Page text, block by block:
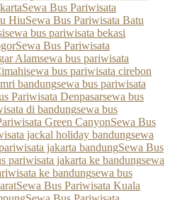
Sewa Bus Pariwisata
HiuSewa Bus Pariwisata Batu
sewa bus pariwisata bekasi
Sewa Bus Pariwisata
Alamsewa bus pariwisata
sewa bus pariwisata cirebon
bandungsewa bus pariwisata
Pariwisata Denpasarsewa bus
di bandungsewa bus
Green CanyonSewa Bus
jackal holiday bandungsewa
jakarta bandungSewa Bus
pariwisata jakarta ke bandungsewa
ke bandungsewa bus
Sewa Bus Pariwisata Kuala